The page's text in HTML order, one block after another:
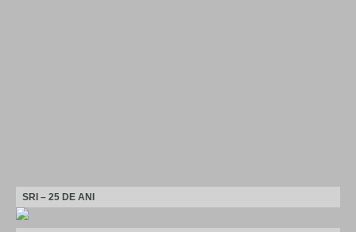
SRI – 25 DE ANI